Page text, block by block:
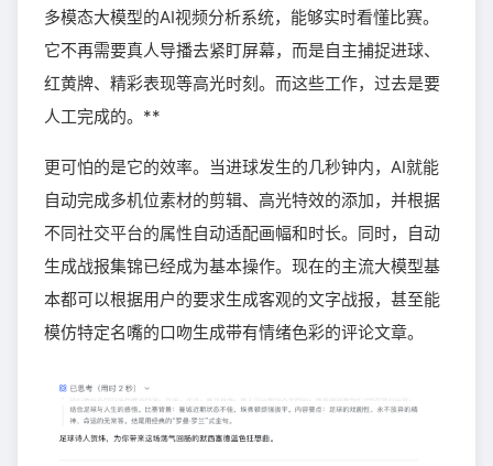
多模态大模型的AI视频分析系统，能够实时看懂比赛。
它不再需要真人导播去紧盯屏幕，而是自主捕捉进球、
红黄牌、精彩表现等高光时刻。而这些工作，过去是要
人工完成的。**
更可怕的是它的效率。当进球发生的几秒钟内，AI就能
自动完成多机位素材的剪辑、高光特效的添加，并根据
不同社交平台的属性自动适配画幅和时长。同时，自动
生成战报集锦已经成为基本操作。现在的主流大模型基
本都可以根据用户的要求生成客观的文字战报，甚至能
模仿特定名嘴的口吻生成带有情绪色彩的评论文章。